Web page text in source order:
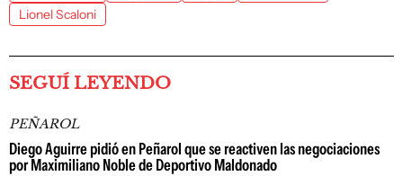
Lionel Scaloni
SEGUÍ LEYENDO
PEÑAROL
Diego Aguirre pidió en Peñarol que se reactiven las negociaciones
por Maximiliano Noble de Deportivo Maldonado